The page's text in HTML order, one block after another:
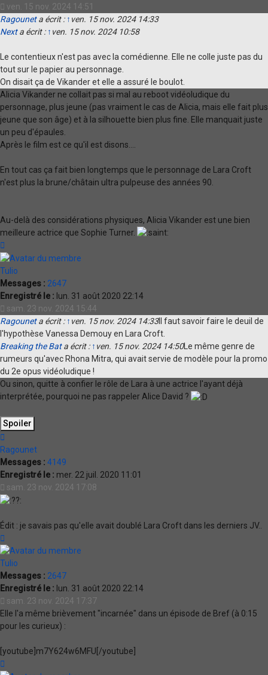
ven. 15 nov. 2024 14:51
Ragouneta écrit : ↑ ven. 15 nov. 2024 14:33
Nexta écrit : ↑ ven. 15 nov. 2024 10:58
Le contentieux n'est pas avec la comédienne. Elle ne colle juste pas du
tout sur le papier au personnage.
On disait ça de Vikander et elle a assuré le boulot.
Alicia Vikander ne collait pas si mal au reboot vidéoludique du
personnage, plus jeune (pas vraiment le cas de Alicia, mais elle fait plus
jeune que son âge) et à la silhouette bien plus fine. Elle manquait juste
un peu d'épaules.
Après le film est ce qu'il est disons....
En tout cas ça fait bien longtemps que le personnage de Lara Croft
n'est plus la brune/châtain ultra pulpeuse des années 90.
Au-delà des considérations physiques, Alicia Vikander est une bien
meilleure actrice que Sophie Turner.
Tulio
Messages : 2647
Enregistré le : lun. 31 août 2020 22:14
sam. 23 nov. 2024 15:44
Ragouneta écrit : ↑ ven. 15 nov. 2024 14:33Il faut savoir faire le deuil de
l'hypothèse Vanessa Demouy en Lara Croft.
Breaking the Bata écrit : ↑ ven. 15 nov. 2024 14:50Le même genre de
rumeurs qu'avec Rhona Mitra, qui avait servie de modèle pour la promo
du 2e opus vidéoludique !
Ou sinon, quitte à confier le rôle de Lara à une actrice l'ayant déjà
interprétée, pourquoi ne pas rappeler Alice David ?
Ragounet
Messages : 4149
Enregistré le : mer. 22 juil. 2020 11:01
sam. 23 nov. 2024 17:08
Édit : je savais pas qu'elle avait doublé Lara Croft dans les derniers JV..
Tulio
Messages : 2647
Enregistré le : lun. 31 août 2020 22:14
sam. 23 nov. 2024 17:37
Elle l'a même brièvement "incarnée" dans un épisode de Bref (à 0:15
pour les curieux) :
[youtube]m7Y624w6MFU[/youtube]